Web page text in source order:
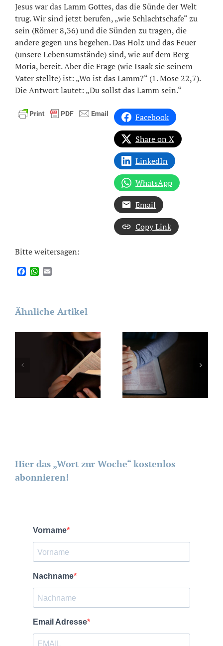
Jesus war das Lamm Gottes, das die Sünde der Welt
trug. Wir sind jetzt berufen, „wie Schlachtschafe“ zu
sein (Römer 8,36) und die Sünden zu tragen, die
andere gegen uns begehen. Das Holz und das Feuer
(unsere Lebensumstände) sind, wie auf dem Berg
Moria, bereit. Aber die Frage (wie Isaak sie seinem
Vater stellte) ist: „Wo ist das Lamm?“ (1. Mose 22,7).
Die Antwort lautet: „Du sollst das Lamm sein.“
Facebook
Share on X
LinkedIn
WhatsApp
Email
Copy Link
Bitte weitersagen:
FacebookWhatsApp
Ähnliche Artikel
Hier das „Wort zur Woche“ kostenlos
abonnieren!